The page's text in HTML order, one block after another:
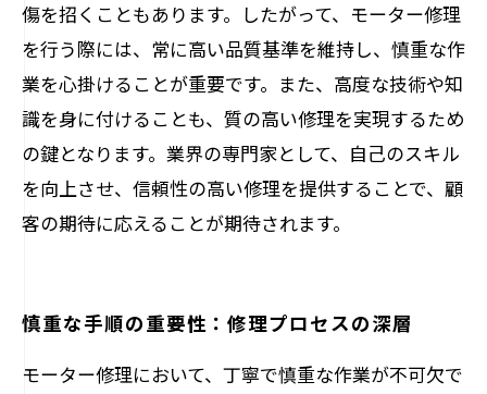
傷を招くこともあります。したがって、モーター修理
を行う際には、常に高い品質基準を維持し、慎重な作
業を心掛けることが重要です。また、高度な技術や知
識を身に付けることも、質の高い修理を実現するため
の鍵となります。業界の専門家として、自己のスキル
を向上させ、信頼性の高い修理を提供することで、顧
客の期待に応えることが期待されます。
慎重な手順の重要性：修理プロセスの深層
モーター修理において、丁寧で慎重な作業が不可欠で